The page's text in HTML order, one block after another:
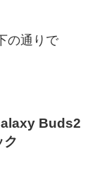
の通りで
Buds2
ク